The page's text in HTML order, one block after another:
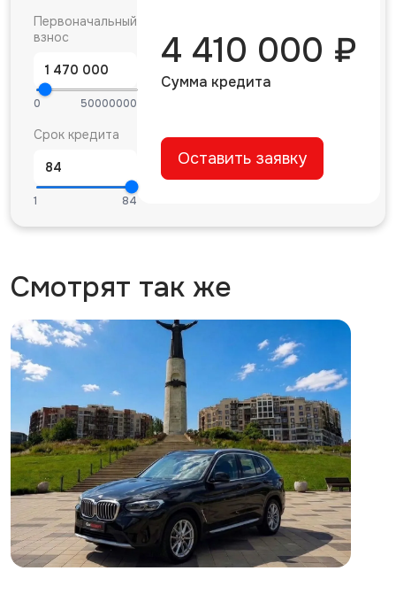
Первоначальный
взнос
0 50000000
Срок кредита
1 84
4 410 000 ₽
Сумма кредита
Оставить заявку
Смотрят так же